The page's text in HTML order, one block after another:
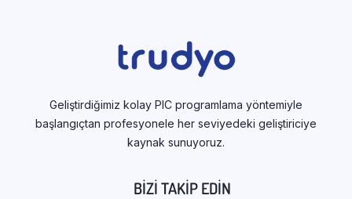
Geliştirdiğimiz kolay PIC programlama yöntemiyle
başlangıçtan profesyonele her seviyedeki geliştiriciye
kaynak sunuyoruz.
BIZI TAKIP EDIN